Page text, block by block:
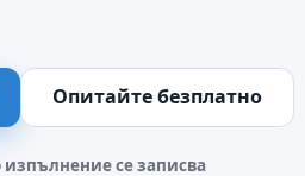
Опитайте безплатно
изпълнение се записва